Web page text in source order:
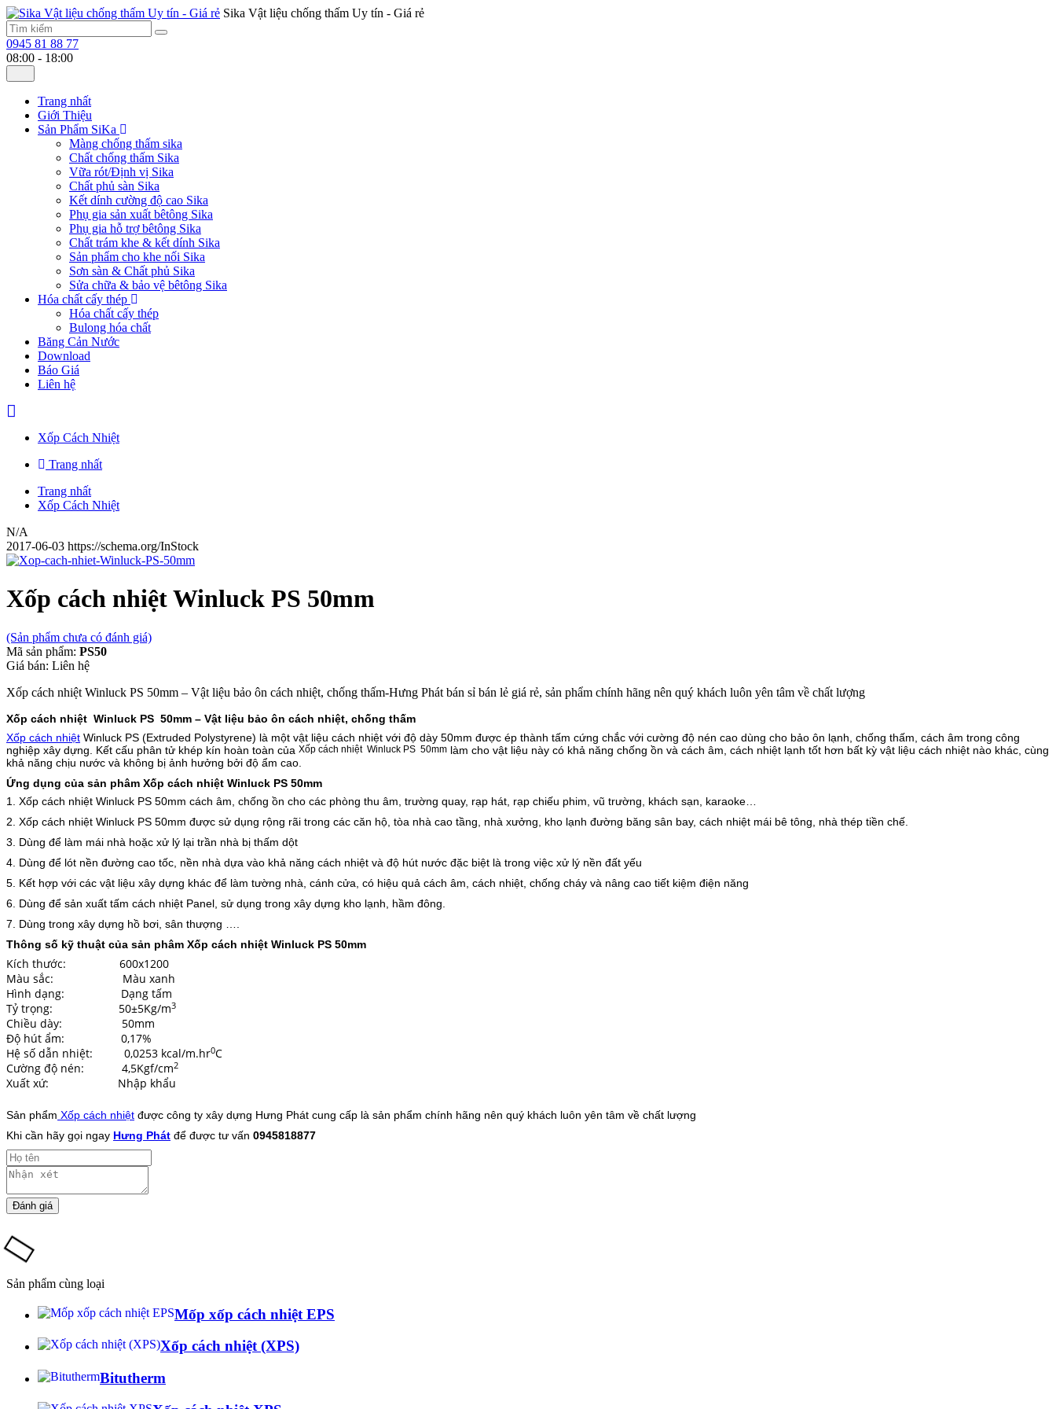
Sika Vật liệu chống thấm Uy tín - Giá rẻ
0945 81 88 77
08:00 - 18:00
Trang nhất
Giới Thiệu
Sản Phẩm SiKa
Màng chống thấm sika
Chất chống thấm Sika
Vữa rót/Định vị Sika
Chất phủ sàn Sika
Kết dính cường độ cao Sika
Phụ gia sản xuất bêtông Sika
Phụ gia hỗ trợ bêtông Sika
Chất trám khe & kết dính Sika
Sản phẩm cho khe nối Sika
Sơn sàn & Chất phủ Sika
Sửa chữa & bảo vệ bêtông Sika
Hóa chất cấy thép
Hóa chất cấy thép
Bulong hóa chất
Băng Cản Nước
Download
Báo Giá
Liên hệ
Xốp Cách Nhiệt
Trang nhất
Trang nhất
Xốp Cách Nhiệt
N/A
2017-06-03 https://schema.org/InStock
Xốp cách nhiệt Winluck PS 50mm
(Sản phẩm chưa có đánh giá)
Mã sản phẩm: PS50
Giá bán: Liên hệ
Xốp cách nhiệt Winluck PS 50mm – Vật liệu bảo ôn cách nhiệt, chống thấm-Hưng Phát bán sỉ bán lẻ giá rẻ, sản phẩm chính hãng nên quý khách luôn yên tâm về chất lượng
Xốp cách nhiệt Winluck PS 50mm – Vật liệu bảo ôn cách nhiệt, chống thấm
Xốp cách nhiệt Winluck PS (Extruded Polystyrene) là một vật liệu cách nhiệt với độ dày 50mm được ép thành tấm cứng chắc với cường độ nén cao dùng cho bảo ôn lạnh, chống thấm, cách âm trong công
nghiệp xây dựng. Kết cấu phân tử khép kín hoàn toàn của Xốp cách nhiệt Winluck PS 50mm làm cho vật liệu này có khả năng chống ồn và cách âm, cách nhiệt lạnh tốt hơn bất kỳ vật liệu cách nhiệt nào khác, cùng
khả năng chịu nước và không bị ảnh hưởng bởi độ ẩm cao.
Ứng dụng của sản phâm Xốp cách nhiệt Winluck PS 50mm
1. Xốp cách nhiệt Winluck PS 50mm cách âm, chống ồn cho các phòng thu âm, trường quay, rạp hát, rạp chiếu phim, vũ trường, khách sạn, karaoke…
2. Xốp cách nhiệt Winluck PS 50mm được sử dụng rộng rãi trong các căn hộ, tòa nhà cao tầng, nhà xưởng, kho lạnh đường băng sân bay, cách nhiệt mái bê tông, nhà thép tiền chế.
3. Dùng để làm mái nhà hoặc xử lý lại trần nhà bị thấm dột
4. Dùng để lót nền đường cao tốc, nền nhà dựa vào khả năng cách nhiệt và độ hút nước đặc biệt là trong việc xử lý nền đất yếu
5. Kết hợp với các vật liệu xây dựng khác để làm tường nhà, cánh cửa, có hiệu quả cách âm, cách nhiệt, chống cháy và nâng cao tiết kiệm điện năng
6. Dùng để sản xuất tấm cách nhiệt Panel, sử dụng trong xây dựng kho lạnh, hầm đông.
7. Dùng trong xây dựng hồ bơi, sân thượng ….
Thông số kỹ thuật của sản phâm Xốp cách nhiệt Winluck PS 50mm
Kích thước: 600x1200
Màu sắc: Màu xanh
Hình dạng: Dạng tấm
Tỷ trọng: 50±5Kg/m3
Chiều dày: 50mm
Độ hút ẩm: 0,17%
Hệ số dẫn nhiệt: 0,0253 kcal/m.hr0C
Cường độ nén: 4,5Kgf/cm2
Xuất xứ: Nhập khẩu
Sản phẩm Xốp cách nhiệt được công ty xây dựng Hưng Phát cung cấp là sản phẩm chính hãng nên quý khách luôn yên tâm về chất lượng
Khi cần hãy gọi ngay Hưng Phát để được tư vấn 0945818877
Sản phẩm cùng loại
Mốp xốp cách nhiệt EPS
Xốp cách nhiệt (XPS)
Bitutherm